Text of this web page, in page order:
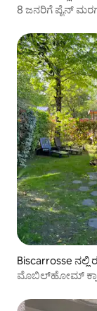
8 ಜನರಿಗೆ ಪೈನ್
Biscarrosse
ಮೊಬಿಲ್‌ಹೋಮ್